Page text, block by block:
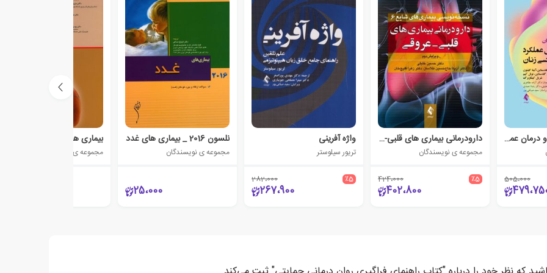
درسنامه تشخیص و درمان عملکرد و اختلال عملکرد جنسی زنان
505،000
دارودرمانی بیماری های قلبی- عروقی
مجموعه ی نویسندگان
٪5 424،000
402،800
واژه آفرینی
تریور سیلوستر
٪5 282،000
267،900
نلسون 2016 _ بیماری های غدد
مجموعه ی نویسندگان
25،000
بیماری های قلب و عروق
مجموعه ی نویسندگان